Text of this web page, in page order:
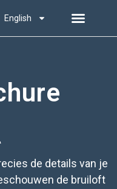
English
de details van je
de bruiloft